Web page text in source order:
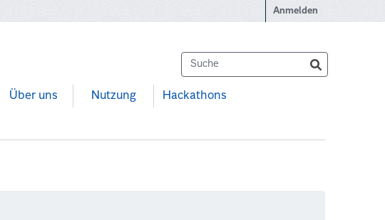
Anmelden
Über uns Nutzung Hackathons